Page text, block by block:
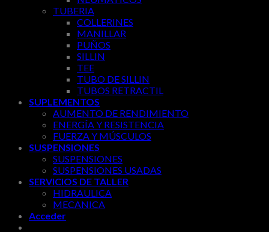
TUBERIA
COLLERINES
MANILLAR
PUÑOS
SILLIN
TEE
TUBO DE SILLIN
TUBOS RETRACTIL
SUPLEMENTOS
AUMENTO DE RENDIMIENTO
ENERGÍA Y RESISTENCIA
FUERZA Y MÚSCULOS
SUSPENSIONES
SUSPENSIONES
SUSPENSIONES USADAS
SERVICIOS DE TALLER
HIDRAULICA
MECANICA
Acceder